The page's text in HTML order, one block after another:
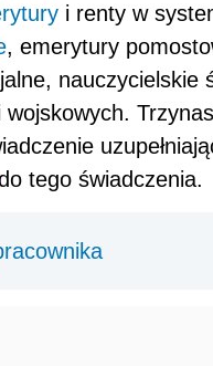
i renty w
, emerytury
nauczycielskie
tego świadczenia.